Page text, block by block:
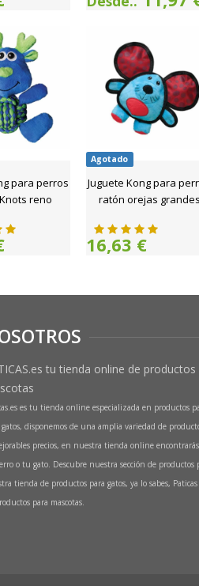
para perros
reno
Agotado
Juguete Kong para
ratón orejas grandes
16,63 €
tu tienda online de productos
es tu tienda online especializada en productos
gatos, disponemos de una amplia variedad de
precios, en nuestra tienda online
o tu gato. Descubre nuestra sección de productos
tienda de productos para gatos, ya lo sabes,
para mascotas.